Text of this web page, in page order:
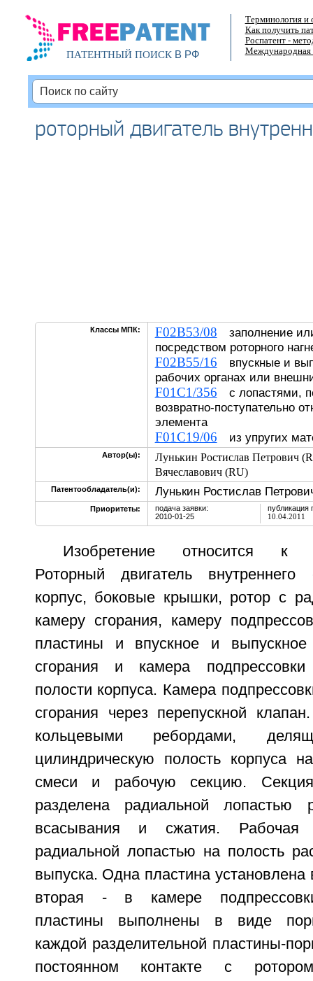
ПАТЕНТНЫЙ ПОИСКВ РФ
Терминология и
Как получить
Роспатент -
Международная
роторный двигатель
Классы МПК: F02B53/08 заполнение
посредством роторного
F02B55/16 впускные и
рабочих органах или
F01C1/356 с лопастями,
возвратно-поступательно
элемента
F01C19/06 из упругих
Автор(ы):
Лунькин Ростислав Петрович
Вячеславович (RU)
Патентообладатель(и): Лунькин Ростислав
Приоритеты:
подача заявки:
2010-01-25
публикация
10.04.2011
Изобретение относится к
Роторный двигатель внутреннего
корпус, боковые крышки, ротор с
камеру сгорания, камеру
пластины и впускное и выпускное
сгорания и камера
полости корпуса. Камера
сгорания через перепускной
кольцевыми ребордами,
цилиндрическую полость корпуса
смеси и рабочую секцию.
разделена радиальной лопастью
всасывания и сжатия. Рабочая
радиальной лопастью на полость
выпуска. Одна пластина установлена
вторая - в камере
пластины выполнены в виде
каждой разделительной пластины-
постоянном контакте с